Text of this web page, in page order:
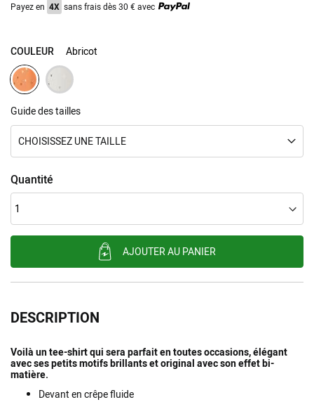
Payez en 4X sans frais dès 30 € avec
COULEUR Abricot
Guide des tailles
CHOISISSEZ UNE TAILLE
Quantité
AJOUTER AU PANIER
DESCRIPTION
Voilà un tee-shirt qui sera parfait en toutes occasions, élégant
avec ses petits motifs brillants et original avec son effet bi-
matière.
Devant en crêpe fluide